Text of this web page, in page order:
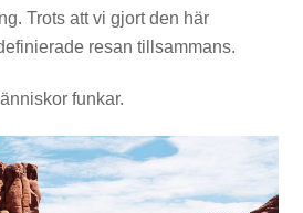
Trots att vi gjort den här
resan tillsammans.
funkar.